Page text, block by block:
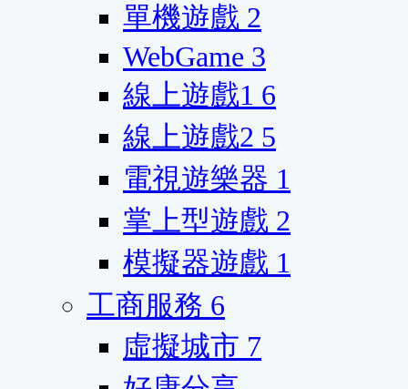
單機遊戲 2
WebGame 3
線上遊戲1 6
線上遊戲2 5
電視遊樂器 1
掌上型遊戲 2
模擬器遊戲 1
工商服務 6
虛擬城市 7